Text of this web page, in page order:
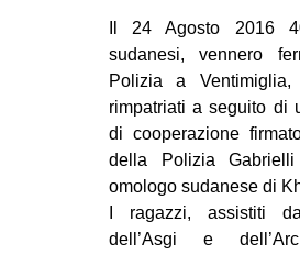
SPORT
MOVIMENTI
AMBIENTE
ANTIFASCISMO
GENERI
Il 24 Agosto 2016
sudanesi, vennero
Polizia a
rimpatriati a seguito di
di cooperazione
della Polizia
omologo sudanese di
I ragazzi, assistiti
dell’Asgi e